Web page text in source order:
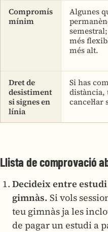
Compromís
mínim
Algunes
més
més alt.
Dret de
desistiment
si signes en
línia
Si has
distància,
Llista de comprovació
Decideix entre
gimnàs. Si vols
teu gimnàs ja les
de pagar un estudi a